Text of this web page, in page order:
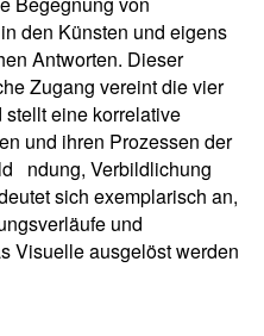
den Künsten und eigens
Antworten. Dieser
Zugang vereint die vier
eine korrelative
und ihren Prozessen der
ndung, Verbildlichung
sich exemplarisch an,
und
Visuelle ausgelöst werden